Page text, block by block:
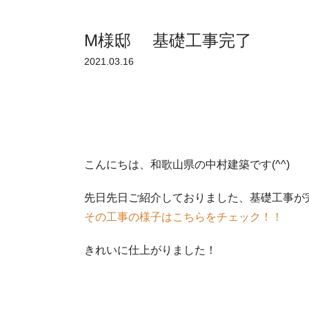
M様邸 基礎工事完了
2021.03.16
こんにちは、和歌山県の中村建築です(^^)
先日先日ご紹介しておりました、基礎工事が
その工事の様子はこちらをチェック！！
きれいに仕上がりました！